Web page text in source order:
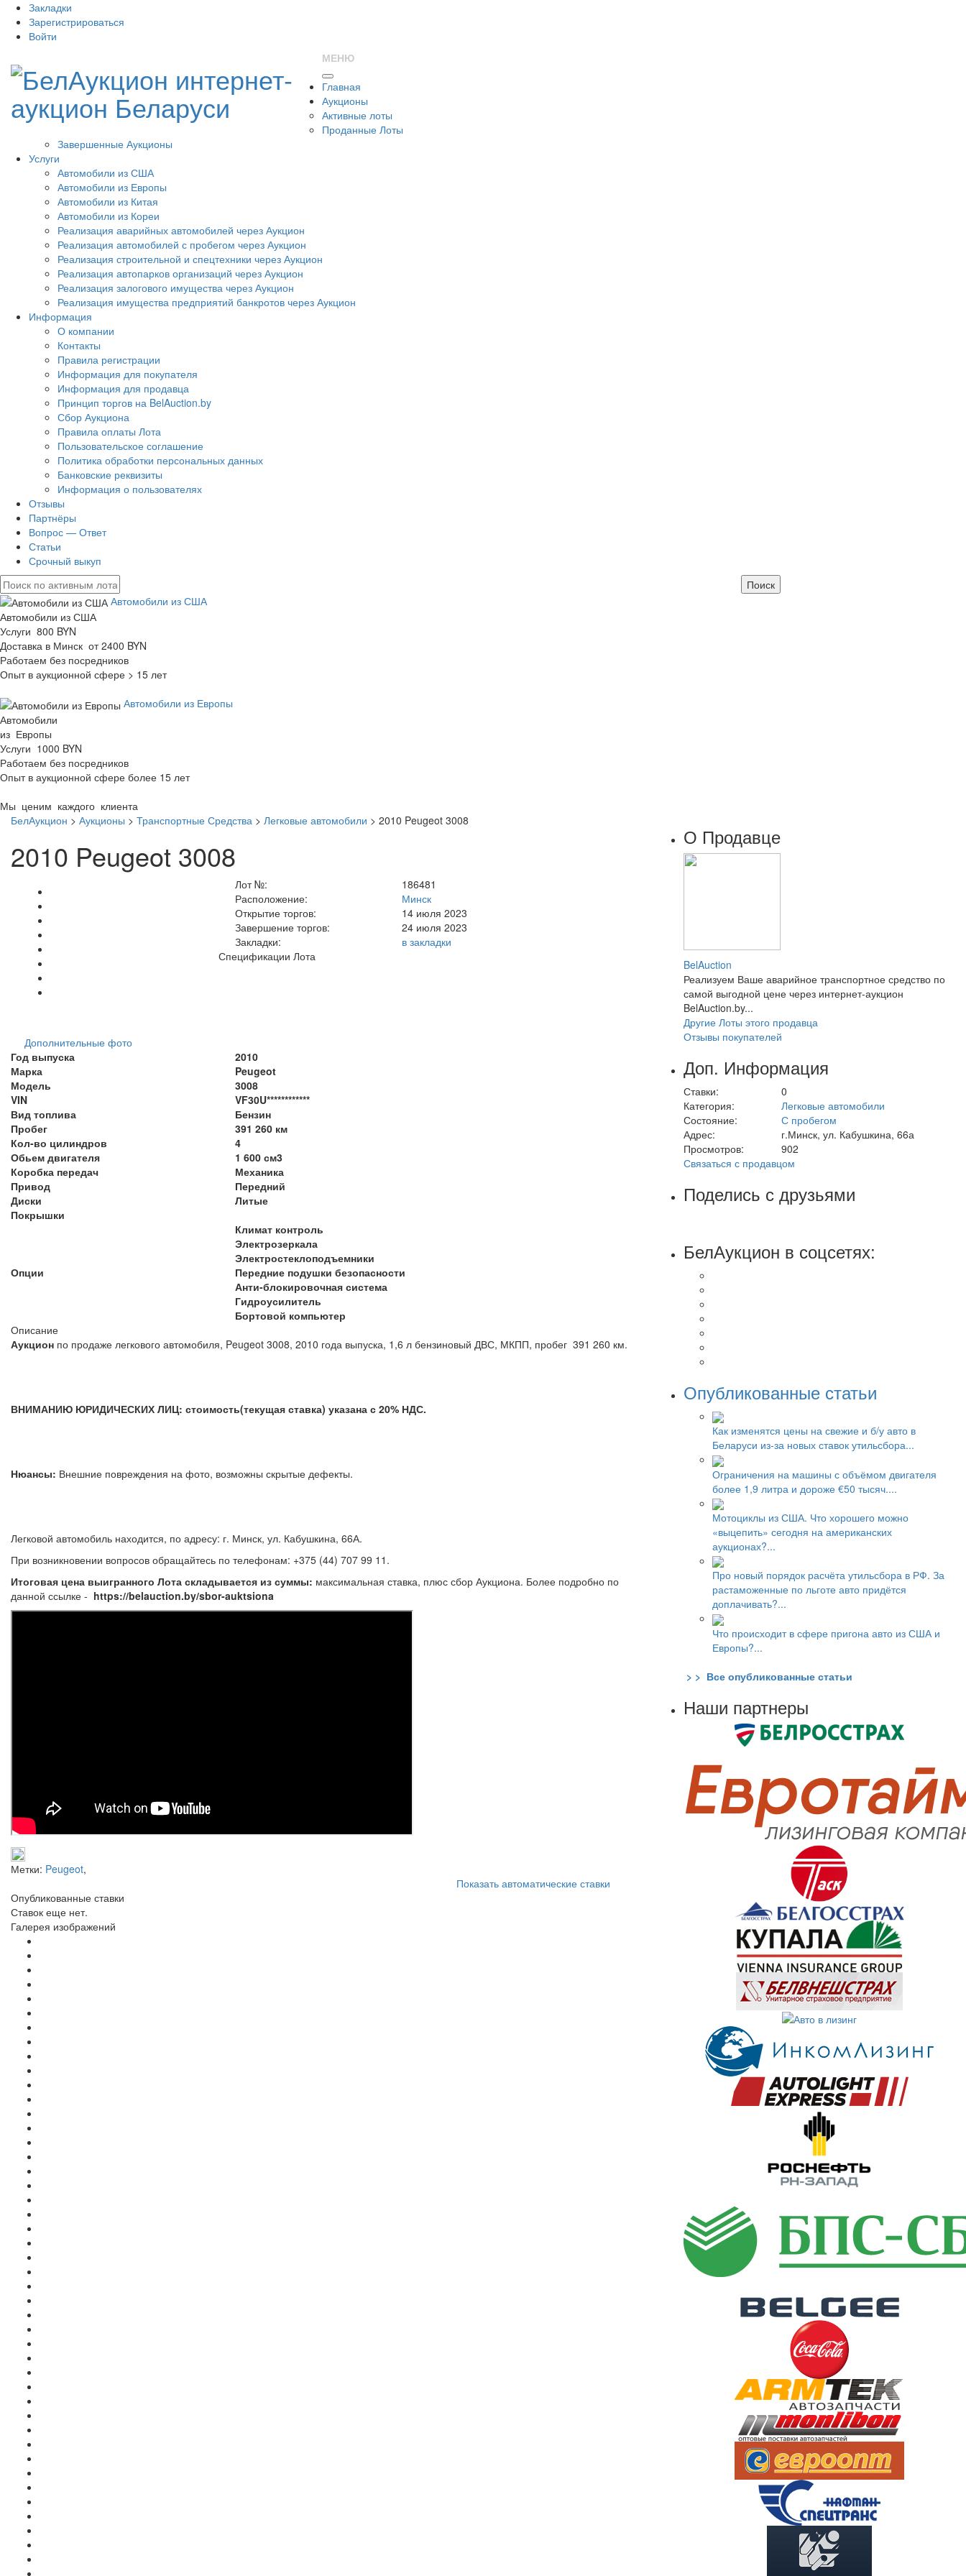
Закладки
Зарегистрироваться
Войти
МЕНЮ
Главная
Аукционы
Активные лоты
Проданные Лоты
Завершенные Аукционы
Услуги
Автомобили из США
Автомобили из Европы
Автомобили из Китая
Автомобили из Кореи
Реализация аварийных автомобилей через Аукцион
Реализация автомобилей с пробегом через Аукцион
Реализация строительной и спецтехники через Аукцион
Реализация автопарков организаций через Аукцион
Реализация залогового имущества через Аукцион
Реализация имущества предприятий банкротов через Аукцион
Информация
О компании
Контакты
Правила регистрации
Информация для покупателя
Информация для продавца
Принцип торгов на BelAuction.by
Сбор Аукциона
Правила оплаты Лота
Пользовательское соглашение
Политика обработки персональных данных
Банковские реквизиты
Информация о пользователях
Отзывы
Партнёры
Вопрос — Ответ
Статьи
Срочный выкуп
Автомобили из США
Автомобили из США
Услуги 800 BYN
Доставка в Минск от 2400 BYN
Работаем без посредников
Опыт в аукционной сфере > 15 лет
Автомобили из Европы
Автомобили
из Европы
Услуги 1000 BYN
Работаем без посредников
Опыт в аукционной сфере более 15 лет
Мы ценим каждого клиента
БелАукцион > Аукционы > Транспортные Средства > Легковые автомобили > 2010 Peugeot 3008
2010 Peugeot 3008
Дополнительные фото
Лот №:
186481
Расположение:
Минск
Открытие торгов:
14 июля 2023
Завершение торгов:
24 июля 2023
Закладки:
в закладки
Спецификации Лота
Год выпуска
2010
Марка
Peugeot
Модель
3008
VIN
VF30U************
Вид топлива
Бензин
Пробег
391 260 км
Кол-во цилиндров
4
Обьем двигателя
1 600 см3
Коробка передач
Механика
Привод
Передний
Диски
Литые
Покрышки
Опции
Климат контроль
Электрозеркала
Электростеклоподъемники
Передние подушки безопасности
Анти-блокировочная система
Гидроусилитель
Бортовой компьютер
Описание
Аукцион по продаже легкового автомобиля, Peugeot 3008, 2010 года выпуска, 1,6 л бензиновый ДВС, МКПП, пробег 391 260 км.
ВНИМАНИЮ ЮРИДИЧЕСКИХ ЛИЦ: стоимость(текущая ставка) указана с 20% НДС.
Нюансы: Внешние повреждения на фото, возможны скрытые дефекты.
Легковой автомобиль находится, по адресу: г. Минск, ул. Кабушкина, 66А.
При возникновении вопросов обращайтесь по телефонам: +375 (44) 707 99 11.
Итоговая цена выигранного Лота складывается из суммы: максимальная ставка, плюс сбор Аукциона. Более подробно по
данной ссылке - https://belauction.by/sbor-auktsiona
Метки: Peugeot,
Показать автоматические ставки
Опубликованные ставки
Ставок еще нет.
Галерея изображений
О Продавце
BelAuction
Реализуем Ваше аварийное транспортное средство по
самой выгодной цене через интернет-аукцион
BelAuction.by...
Другие Лоты этого продавца
Отзывы покупателей
Доп. Информация
Ставки:
0
Категория:
Легковые автомобили
Состояние:
С пробегом
Адрес:
г.Минск, ул. Кабушкина, 66а
Просмотров:
902
Связаться с продавцом
Поделись с друзьями
БелАукцион в соцсетях:
Опубликованные статьи
Как изменятся цены на свежие и б/у авто в
Беларуси из-за новых ставок утильсбора...
Ограничения на машины с объёмом двигателя
более 1,9 литра и дороже €50 тысяч....
Мотоциклы из США. Что хорошего можно
«выцепить» сегодня на американских
аукционах?...
Про новый порядок расчёта утильсбора в РФ. За
растаможенные по льготе авто придётся
доплачивать?...
Что происходит в сфере пригона авто из США и
Европы?...
> > Все опубликованные статьи
Наши партнеры